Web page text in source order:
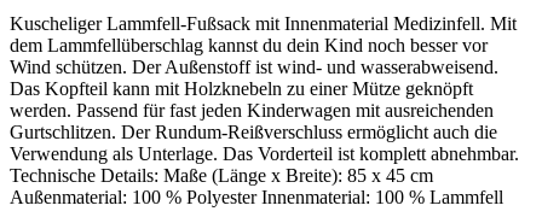
Kuscheliger Lammfell-Fußsack mit Innenmaterial Medizinfell. Mit
dem Lammfellüberschlag kannst du dein Kind noch besser vor
Wind schützen. Der Außenstoff ist wind- und wasserabweisend.
Das Kopfteil kann mit Holzknebeln zu einer Mütze geknöpft
werden. Passend für fast jeden Kinderwagen mit ausreichenden
Gurtschlitzen. Der Rundum-Reißverschluss ermöglicht auch die
Verwendung als Unterlage. Das Vorderteil ist komplett abnehmbar.
Technische Details: Maße (Länge x Breite): 85 x 45 cm
Außenmaterial: 100 % Polyester Innenmaterial: 100 % Lammfell